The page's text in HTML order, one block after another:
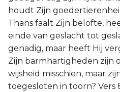
houdt Zijn
Thans faalt Zijn belofte,
einde van geslacht tot
genadig, maar heeft Hij
Zijn barmhartigheden zijn
wijsheid misschien, maar
toegesloten in toorn? Vers